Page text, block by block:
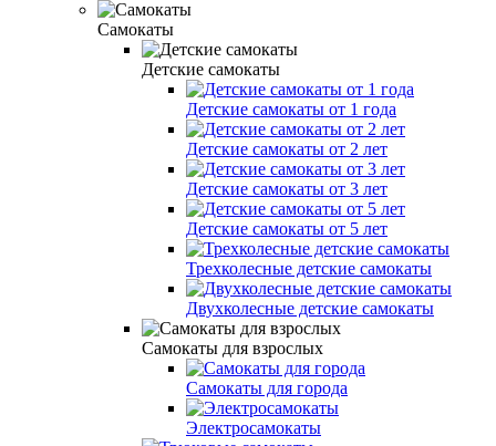
Самокаты
Детские самокаты
Детские самокаты от 1 года
Детские самокаты от 2 лет
Детские самокаты от 3 лет
Детские самокаты от 5 лет
Трехколесные детские самокаты
Двухколесные детские самокаты
Самокаты для взрослых
Самокаты для города
Электросамокаты